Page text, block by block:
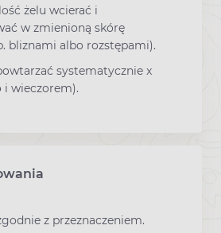
żelu wcierać i
w zmienioną skórę
bliznami albo rozstępami).
systematycznie x
i wieczorem).
z przeznaczeniem.